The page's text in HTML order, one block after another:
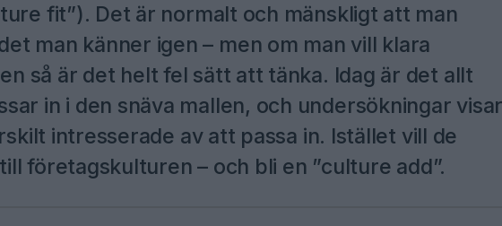
fit”). Det är normalt och mänskligt att man
man känner igen – men om man vill klara
så är det helt fel sätt att tänka. Idag är det allt
in i den snäva mallen, och undersökningar
intresserade av att passa in. Istället vill de
företagskulturen – och bli en ”culture add”.